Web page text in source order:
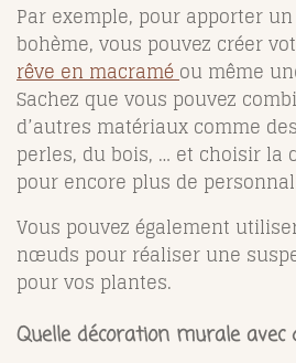
Par exemple, pour apporter
bohème, vous pouvez créer
rêve en macraméou même
Sachez que vous pouvez
d’autres matériaux comme
perles, du bois, … et choisir la
pour encore plus de
Vous pouvez également
nœuds pour réaliser une
pour vos plantes.
Quelle décoration murale avec